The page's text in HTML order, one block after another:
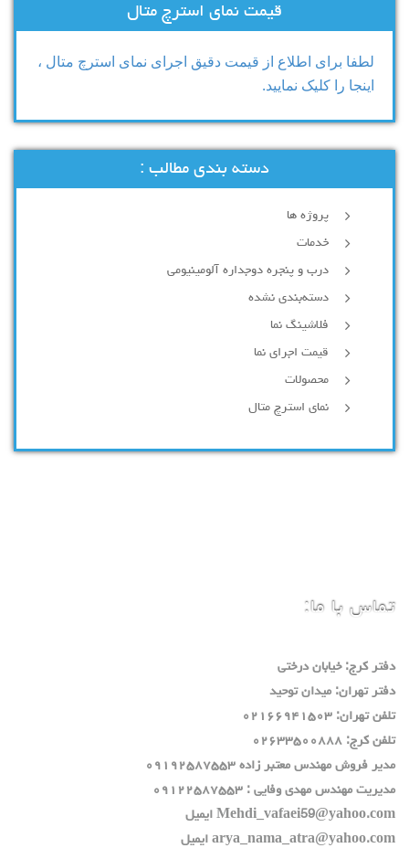
قیمت نمای استرچ متال
لطفا برای اطلاع از قیمت دقیق اجرای نمای استرچ متال ،
اینجا را کلیک نمایید.
دسته بندی مطالب :
پروژه ها
خدمات
درب و پنجره دوجداره آلومینیومی
دسته‌بندی نشده
فلاشینگ نما
قیمت اجرای نما
محصولات
نمای استرچ متال
تماس با ما:
دفتر كرج: خيابان درختي
دفتر تهران: ميدان توحيد
تلفن تهران: ٠٢١٦٦٩٤١٥٠٣
تلفن كرج: ٠٢٦٣٣٥٠٠٨٨٨
مدير فروش مهندس معتبر زاده ٠٩١٩٢٥٨٧٥٥٣
مديريت مهندس مهدي وفايي : ٠٩١٢٢٥٨٧٥٥٣
Mehdi_vafaei59@yahoo.com ايميل
arya_nama_atra@yahoo.com ايميل